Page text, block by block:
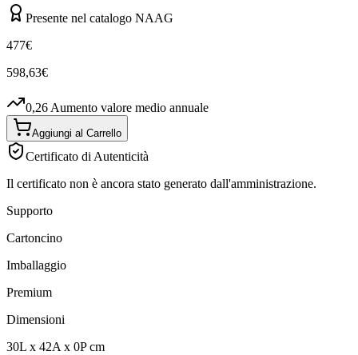
Presente nel catalogo NAAG
477€
598,63€
0,26 Aumento valore medio annuale
Aggiungi al Carrello
Certificato di Autenticità
Il certificato non è ancora stato generato dall'amministrazione.
Supporto
Cartoncino
Imballaggio
Premium
Dimensioni
30L x 42A x 0Pcm